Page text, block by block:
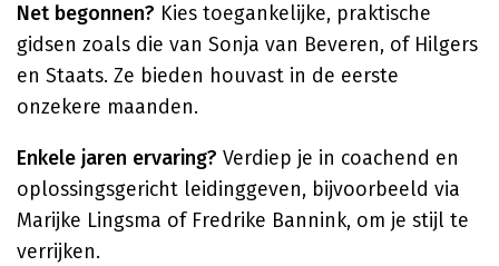
Net begonnen? Kies toegankelijke, praktische
gidsen zoals die van Sonja van Beveren, of Hilgers
en Staats. Ze bieden houvast in de eerste
onzekere maanden.
Enkele jaren ervaring? Verdiep je in coachend en
oplossingsgericht leidinggeven, bijvoorbeeld via
Marijke Lingsma of Fredrike Bannink, om je stijl te
verrijken.